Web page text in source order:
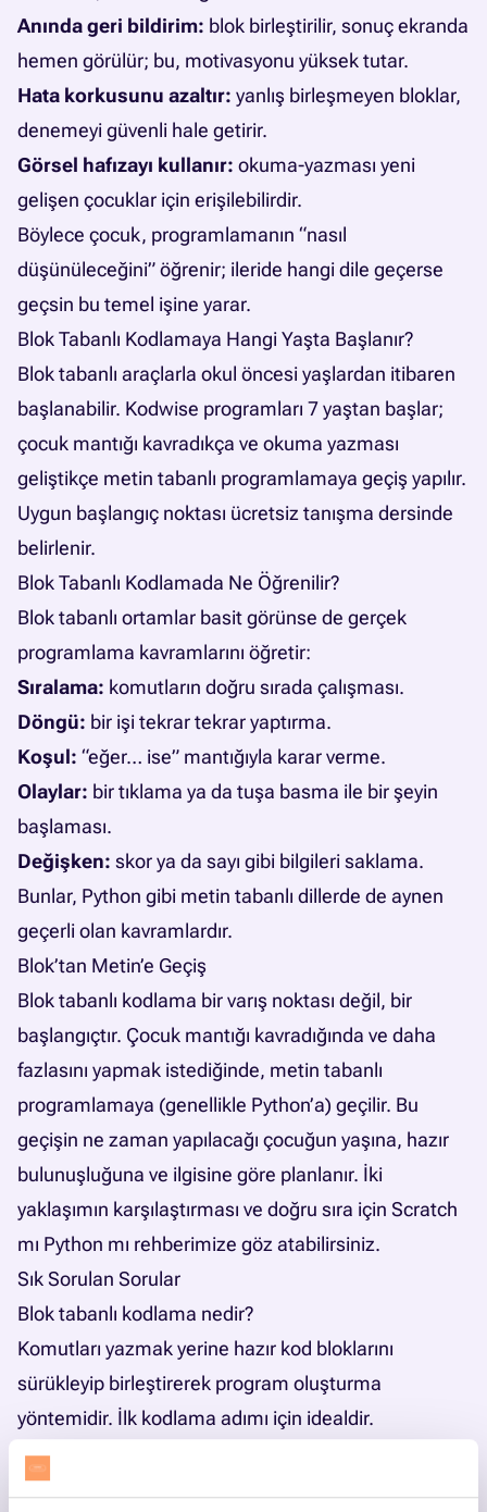
Anında geri bildirim: blok birleştirilir, sonuç ekranda
hemen görülür; bu, motivasyonu yüksek tutar.
Hata korkusunu azaltır: yanlış birleşmeyen bloklar,
denemeyi güvenli hale getirir.
Görsel hafızayı kullanır: okuma-yazması yeni
gelişen çocuklar için erişilebilirdir.
Böylece çocuk, programlamanın “nasıl
düşünüleceğini” öğrenir; ileride hangi dile geçerse
geçsin bu temel işine yarar.
Blok Tabanlı Kodlamaya Hangi Yaşta Başlanır?
Blok tabanlı araçlarla okul öncesi yaşlardan itibaren
başlanabilir. Kodwise programları 7 yaştan başlar;
çocuk mantığı kavradıkça ve okuma yazması
geliştikçe metin tabanlı programlamaya geçiş yapılır.
Uygun başlangıç noktası ücretsiz tanışma dersinde
belirlenir.
Blok Tabanlı Kodlamada Ne Öğrenilir?
Blok tabanlı ortamlar basit görünse de gerçek
programlama kavramlarını öğretir:
Sıralama: komutların doğru sırada çalışması.
Döngü: bir işi tekrar tekrar yaptırma.
Koşul: “eğer… ise” mantığıyla karar verme.
Olaylar: bir tıklama ya da tuşa basma ile bir şeyin
başlaması.
Değişken: skor ya da sayı gibi bilgileri saklama.
Bunlar, Python gibi metin tabanlı dillerde de aynen
geçerli olan kavramlardır.
Blok’tan Metin’e Geçiş
Blok tabanlı kodlama bir varış noktası değil, bir
başlangıçtır. Çocuk mantığı kavradığında ve daha
fazlasını yapmak istediğinde, metin tabanlı
programlamaya (genellikle Python’a) geçilir. Bu
geçişin ne zaman yapılacağı çocuğun yaşına, hazır
bulunuşluğuna ve ilgisine göre planlanır. İki
yaklaşımın karşılaştırması ve doğru sıra için Scratch
mı Python mı rehberimize göz atabilirsiniz.
Sık Sorulan Sorular
Blok tabanlı kodlama nedir?
Komutları yazmak yerine hazır kod bloklarını
sürükleyip birleştirerek program oluşturma
yöntemidir. İlk kodlama adımı için idealdir.
Blok tabanlı kodlamaya hangi yaşta başlanır?
Blok tabanlı araçlarla okul öncesi yaşlardan itibaren